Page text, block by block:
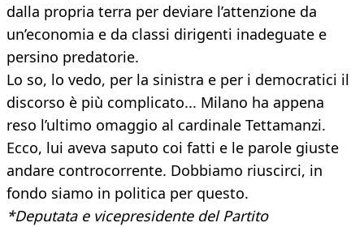
dalla propria terra per deviare l’attenzione da
un’economia e da classi dirigenti inadeguate e
persino predatorie.
Lo so, lo vedo, per la sinistra e per i democratici il
discorso è più complicato... Milano ha appena
reso l’ultimo omaggio al cardinale Tettamanzi.
Ecco, lui aveva saputo coi fatti e le parole giuste
andare controcorrente. Dobbiamo riuscirci, in
fondo siamo in politica per questo.
*Deputata e vicepresidente del Partito